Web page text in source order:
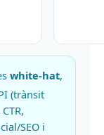
white-hat,
(trànsit
CTR,
SEO i